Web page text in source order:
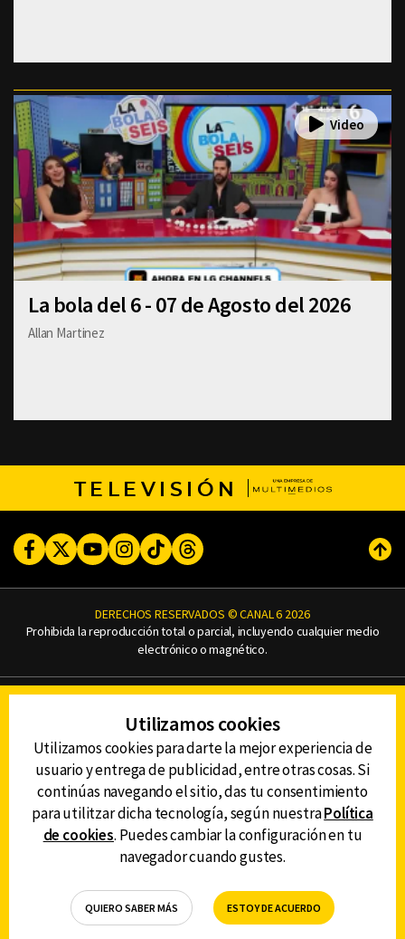
La bola del 6 - 07 de Agosto del 2026
Allan Martinez
TELEVISIÓN
FacebookTwitterYoutubeInstagram
TikTokThreads
DERECHOS RESERVADOS © CANAL 6 2026
Prohibida la reproducción total o parcial, incluyendo cualquier medio
electrónico o magnético.
AVISO DE PRIVACIDAD
AVISO LEGAL
DEFENSORÍA DE LAS AUDIENCIAS
DESCARGA LA APP DE CANAL 6
Utilizamos cookies
Utilizamos cookies para darte la mejor experiencia de
usuario y entrega de publicidad, entre otras cosas. Si
continúas navegando el sitio, das tu consentimiento
para utilitzar dicha tecnología, según nuestraPolítica
de cookies. Puedes cambiar la configuración en tu
navegador cuando gustes.
QUIERO SABER MÁS ESTOY DE ACUERDO